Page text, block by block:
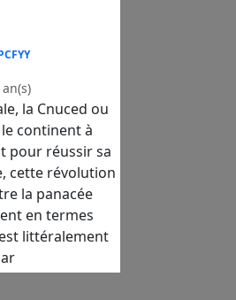
la Cnuced ou
continent à
pour réussir sa
cette révolution
la panacée
en termes
est littéralement